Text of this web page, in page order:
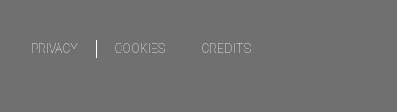
PRIVACY COOKIES CREDITS